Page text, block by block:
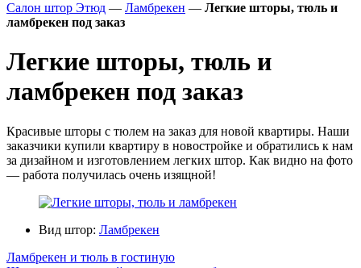
Салон штор Этюд — Ламбрекен — Легкие шторы, тюль и
ламбрекен под заказ
Легкие шторы, тюль и
ламбрекен под заказ
Красивые шторы с тюлем на заказ для новой квартиры. Наши
заказчики купили квартиру в новостройке и обратились к нам
за дизайном и изготовлением легких штор. Как видно на фото
— работа получилась очень изящной!
Вид штор: Ламбрекен
Ламбрекен и тюль в гостиную